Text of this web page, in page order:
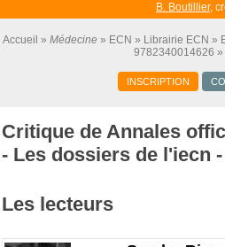
B. Boutillier,
Accueil Médecine ECN Librairie ECN
9782340014626
INSCRIPTION
Critique de Annales
- Les dossiers de l'iecn
Les lecteurs